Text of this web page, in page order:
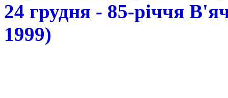
24 грудня - 85-річчя
1999)